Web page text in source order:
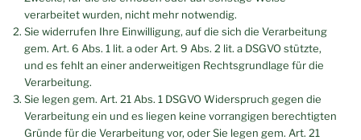
verarbeitet wurden, nicht mehr notwendig.
Sie widerrufen Ihre Einwilligung, auf die sich die Verarbeitung
gem. Art. 6 Abs. 1 lit. a oder Art. 9 Abs. 2 lit. a DSGVO stützte,
und es fehlt an einer anderweitigen Rechtsgrundlage für die
Verarbeitung.
Sie legen gem. Art. 21 Abs. 1 DSGVO Widerspruch gegen die
Verarbeitung ein und es liegen keine vorrangigen berechtigten
Gründe für die Verarbeitung vor, oder Sie legen gem. Art. 21